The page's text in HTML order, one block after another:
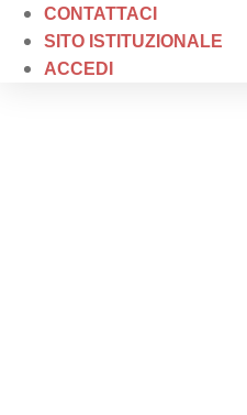
CONTATTACI
SITO ISTITUZIONALE
ACCEDI